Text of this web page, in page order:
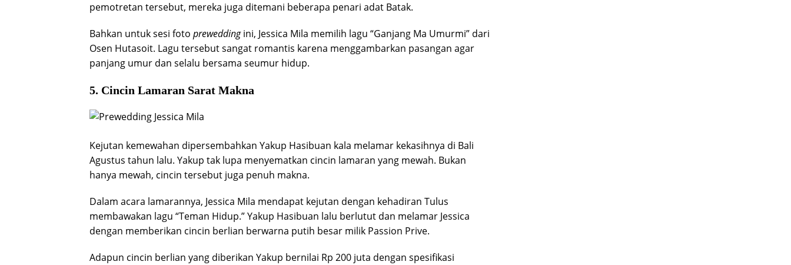
pemotretan tersebut, mereka juga ditemani beberapa penari adat Batak.
Bahkan untuk sesi foto preweddingini, Jessica Mila memilih lagu “Ganjang Ma Umurmi” dari
Osen Hutasoit. Lagu tersebut sangat romantis karena menggambarkan pasangan agar
panjang umur dan selalu bersama seumur hidup.
5. Cincin Lamaran Sarat Makna
Kejutan kemewahan dipersembahkan Yakup Hasibuan kala melamar kekasihnya di Bali
Agustus tahun lalu. Yakup tak lupa menyematkan cincin lamaran yang mewah. Bukan
hanya mewah, cincin tersebut juga penuh makna.
Dalam acara lamarannya, Jessica Mila mendapat kejutan dengan kehadiran Tulus
membawakan lagu “Teman Hidup.” Yakup Hasibuan lalu berlutut dan melamar Jessica
dengan memberikan cincin berlian berwarna putih besar milik Passion Prive.
Adapun cincin berlian yang diberikan Yakup bernilai Rp 200 juta dengan spesifikasi